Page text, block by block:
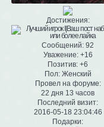
Достижения:
Сообщений: 92
Уважение: +16
Позитив: +6
Пол:Женский
Провел на форуме:
22 дня 13 часов
Последний визит:
2016-05-18 23:04:46
Подарки: